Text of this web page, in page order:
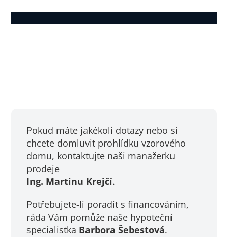
Pokud máte jakékoli dotazy nebo si
chcete domluvit prohlídku vzorového
domu, kontaktujte naši manažerku
prodeje
Ing. Martinu Krejčí.
Potřebujete-li poradit s financováním,
ráda Vám pomůže naše hypoteční
specialistka Barbora Šebestová.